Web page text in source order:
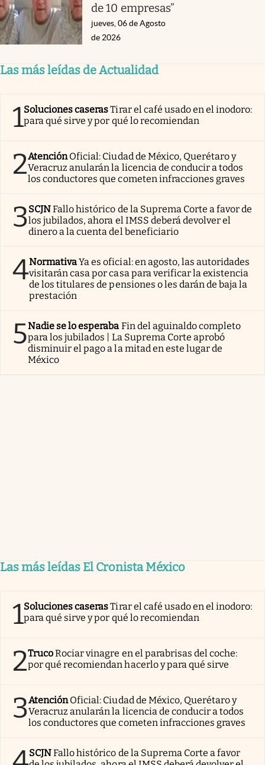
de 10 empresas”
jueves, 06 de Agosto
de 2026
Las más leídas de Actualidad
1Soluciones caserasTirar el café usado en el inodoro:
para qué sirve y por qué lo recomiendan
2AtenciónOficial: Ciudad de México, Querétaro y
Veracruz anularán la licencia de conducir a todos
los conductores que cometen infracciones graves
3SCJNFallo histórico de la Suprema Corte a favor de
los jubilados, ahora el IMSS deberá devolver el
dinero a la cuenta del beneficiario
4NormativaYa es oficial: en agosto, las autoridades
visitarán casa por casa para verificar la existencia
de los titulares de pensiones o les darán de baja la
prestación
5Nadie se lo esperaba Fin del aguinaldo completo
para los jubilados | La Suprema Corte aprobó
disminuir el pago a la mitad en este lugar de
México
Las más leídas El Cronista México
1Soluciones caserasTirar el café usado en el inodoro:
para qué sirve y por qué lo recomiendan
2TrucoRociar vinagre en el parabrisas del coche:
por qué recomiendan hacerlo y para qué sirve
3AtenciónOficial: Ciudad de México, Querétaro y
Veracruz anularán la licencia de conducir a todos
los conductores que cometen infracciones graves
SCJNFallo histórico de la Suprema Corte a favor